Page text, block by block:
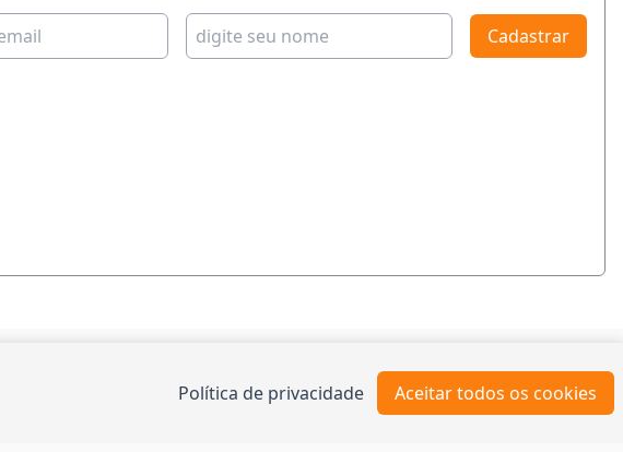
Cadastrar
Política de privacidade Aceitar todos os cookies